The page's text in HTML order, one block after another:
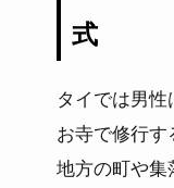
式
タイでは男
お寺で修行す
地方の町や集